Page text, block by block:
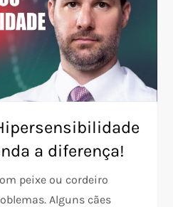
a diferença!
peixe ou cordeiro
Alguns cães